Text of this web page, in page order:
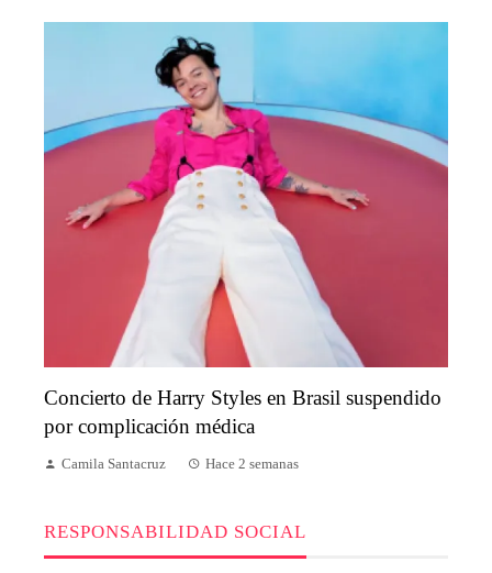
Concierto de Harry Styles en Brasil suspendido
por complicación médica
Camila Santacruz Hace 2 semanas
RESPONSABILIDAD SOCIAL